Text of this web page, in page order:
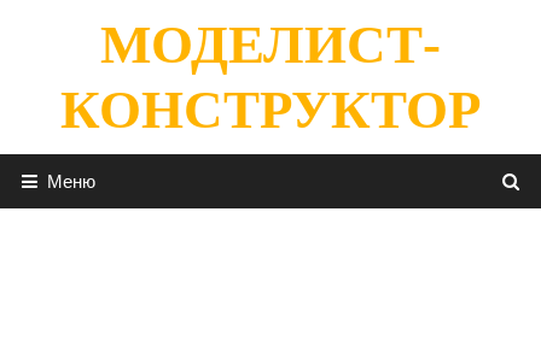
содержимомуМОДЕЛИСТ-
КОНСТРУКТОР
Меню